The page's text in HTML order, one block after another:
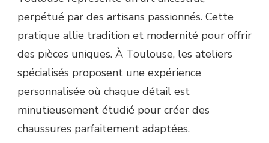
perpétué par des artisans passionnés. Cette
pratique allie tradition et modernité pour offrir
des pièces uniques. À Toulouse, les ateliers
spécialisés proposent une expérience
personnalisée où chaque détail est
minutieusement étudié pour créer des
chaussures parfaitement adaptées.